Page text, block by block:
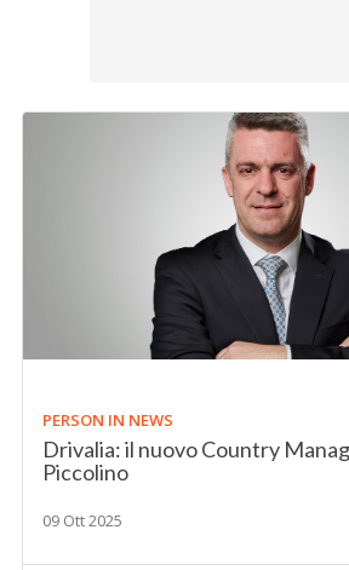
PERSON IN NEWS
Drivalia: il nuovo Country
Piccolino
09 Ott 2025